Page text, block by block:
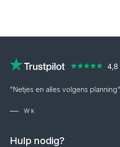
"Netjes en alles volgens planning"
W k
Hulp nodig?